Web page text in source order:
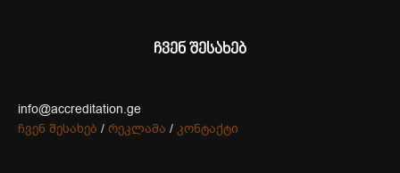
ჩვენ შესახებ
info@accreditation.ge
ჩვენ შესახებ / რეკლამა / კონტაქტი